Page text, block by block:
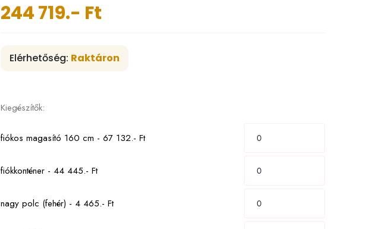
244 719.- Ft
Elérhetőség: Raktáron
Kiegészítők:
fiókos magasító 160 cm - 67 132.- Ft
fiókkonténer - 44 445.- Ft
nagy polc (fehér) - 4 465.- Ft